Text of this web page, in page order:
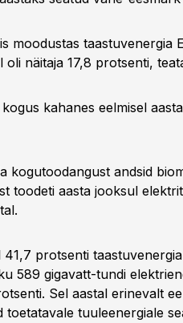
moodustas taastuvenergia
oli näitaja 17,8 protsenti,
kahanes eelmisel
kogutoodangust andsid
toodeti aasta jooksul
41,7 protsenti
589 gigavatt-tundi
Sel aastal erinevalt
tuuleenergiale